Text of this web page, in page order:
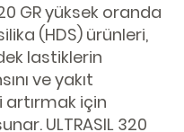
GR yüksek oranda
(HDS) ürünleri,
lastiklerin
ve yakıt
için
ULTRASIL 320